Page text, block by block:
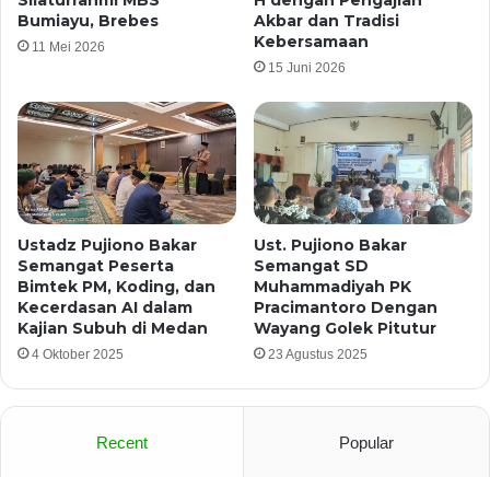
Bumiayu, Brebes
11 Mei 2026
Akbar dan Tradisi
Kebersamaan
15 Juni 2026
Ustadz Pujiono Bakar
Semangat Peserta
Bimtek PM, Koding, dan
Kecerdasan AI dalam
Kajian Subuh di Medan
4 Oktober 2025
Ust. Pujiono Bakar
Semangat SD
Muhammadiyah PK
Pracimantoro Dengan
Wayang Golek Pitutur
23 Agustus 2025
Recent Popular